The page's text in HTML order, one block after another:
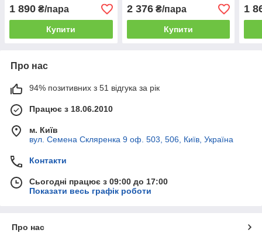
1 890 ₴/пара
Купити
2 376₴/пара
Купити
1
Про нас
94% позитивних з 51 відгука за рік
Працює з 18.06.2010
м. Київ
вул. Семена Скляренка 9 оф. 503, 506, Київ, Україна
Контакти
Сьогодні працює з 09:00 до 17:00
Показати весь графік роботи
Про нас